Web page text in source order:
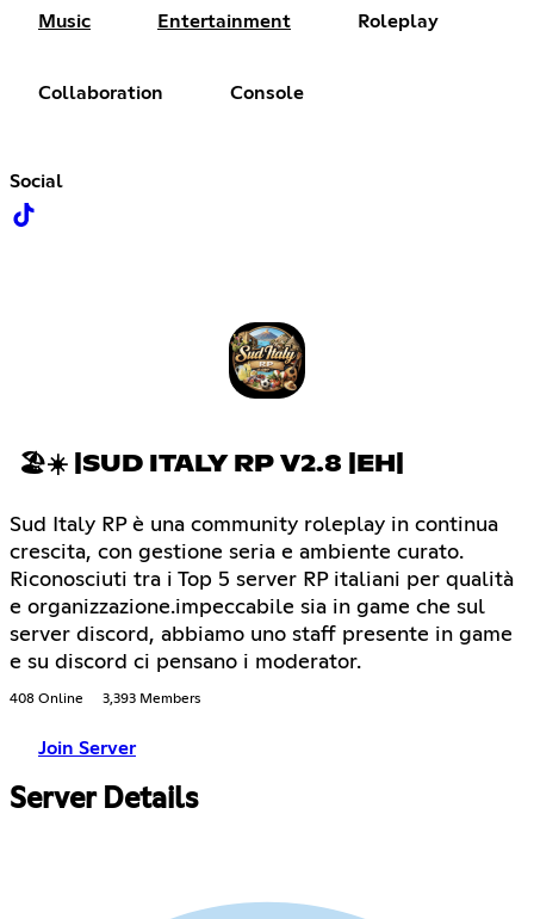
Music Entertainment Roleplay
Collaboration Console
Social
🏖☀ |SUD ITALY RP V2.8 |EH|
Sud Italy RP è una community roleplay in continua
crescita, con gestione seria e ambiente curato.
Riconosciuti tra i Top 5 server RP italiani per qualità
e organizzazione.impeccabile sia in game che sul
server discord, abbiamo uno staff presente in game
e su discord ci pensano i moderator.
408 Online 3,393 Members
Join Server
Server Details